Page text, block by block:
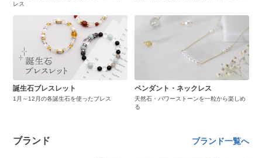
レス
誕生石ブレスレット
1月～12月の各誕生石を使ったブレス
ペンダント・ネックレス
天然石・パワーストーンを一粒から楽しめ
る
ブランド ブランド一覧へ